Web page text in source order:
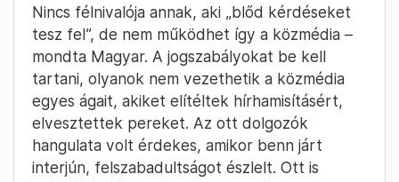
Fotó: Bődey János / Telex
Molnár Zoltán April 20. – 16:13
Magyar: Nincs félnivalója annak a
közmédiában, aki csupán blőd